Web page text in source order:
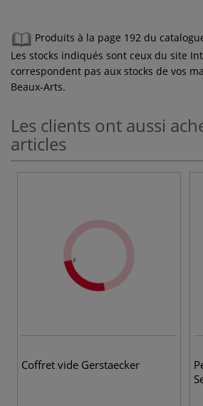
Produits à la page 192 du
Les stocks indiqués sont ceux du site
correspondent pas aux stocks de vos
Beaux-Arts.
Les clients ont aussi
articles
Coffret vide Gerstaecker